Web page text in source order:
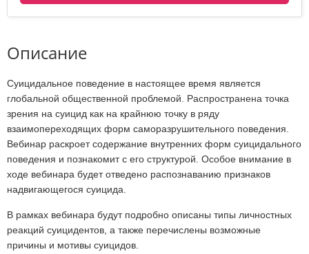
Описание
Суицидальное поведение в настоящее время является
глобальной общественной проблемой. Распространена точка
зрения на суицид как на крайнюю точку в ряду
взаимопереходящих форм саморазрушительного поведения.
Вебинар раскроет содержание внутренних форм суицидального
поведения и познакомит с его структурой. Особое внимание в
ходе вебинара будет отведено распознаванию признаков
надвигающегося суицида.
В рамках вебинара будут подробно описаны типы личностных
реакций суицидентов, а также перечислены возможные
причины и мотивы суицидов.